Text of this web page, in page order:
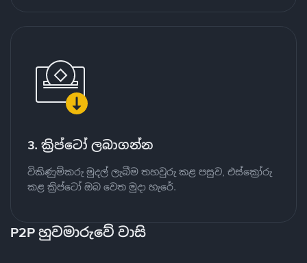
3. ක්‍රිප්ටෝ ලබාගන්න
විකිණුම්කරු මුදල් ලැබීම තහවුරු කළ පසුව, එස්ක්‍රෝරු
කළ ක්‍රිප්ටෝ ඔබ වෙත මුදා හැරේ.
P2P හුවමාරුවේ වාසි